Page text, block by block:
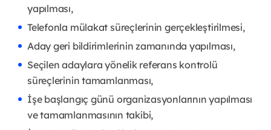
yapılması,
Telefonla mülakat süreçlerinin gerçekleştirilmesi,
Aday geri bildirimlerinin zamanında yapılması,
Seçilen adaylara yönelik referans kontrolü
süreçlerinin tamamlanması,
İşe başlangıç günü organizasyonlarının yapılması
ve tamamlanmasının takibi,